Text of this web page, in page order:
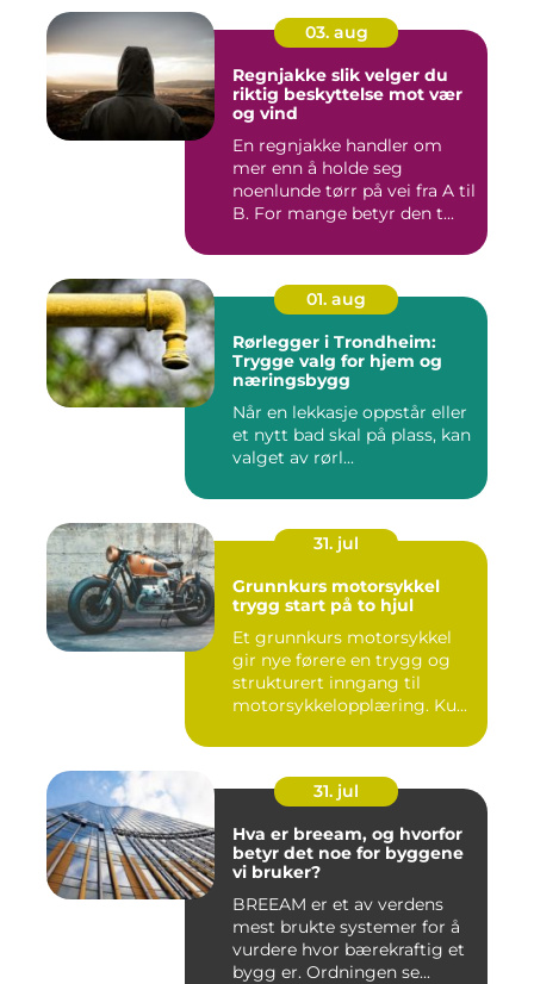
03. aug
Regnjakke slik velger du
riktig beskyttelse mot vær
og vind
En regnjakke handler om
mer enn å holde seg
noenlunde tørr på vei fra A til
B. For mange betyr den t...
01. aug
Rørlegger i Trondheim:
Trygge valg for hjem og
næringsbygg
Når en lekkasje oppstår eller
et nytt bad skal på plass, kan
valget av rørl...
31. jul
Grunnkurs motorsykkel
trygg start på to hjul
Et grunnkurs motorsykkel
gir nye førere en trygg og
strukturert inngang til
motorsykkelopplæring. Ku...
31. jul
Hva er breeam, og hvorfor
betyr det noe for byggene
vi bruker?
BREEAM er et av verdens
mest brukte systemer for å
vurdere hvor bærekraftig et
bygg er. Ordningen se...